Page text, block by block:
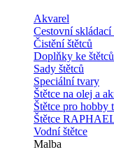
Akvarel
Cestovní skládací
Čistění štětců
Doplňky ke
Sady štětců
Speciální tvary
Štětce na olej a
Štětce pro hobby
Štětce
Vodní štětce
Malba